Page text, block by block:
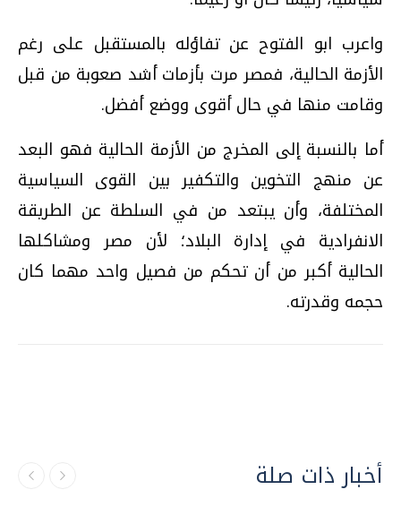
واعرب ابو الفتوح عن تفاؤله بالمستقبل على رغم
الأزمة الحالية، فمصر مرت بأزمات أشد صعوبة من قبل
وقامت منها في حال أقوى ووضع أفضل.
أما بالنسبة إلى المخرج من الأزمة الحالية فهو البعد
عن منهج التخوين والتكفير بين القوى السياسية
المختلفة، وأن يبتعد من في السلطة عن الطريقة
الانفرادية في إدارة البلاد؛ لأن مصر ومشاكلها
الحالية أكبر من أن تحكم من فصيل واحد مهما كان
حجمه وقدرته.
أخبار ذات صلة